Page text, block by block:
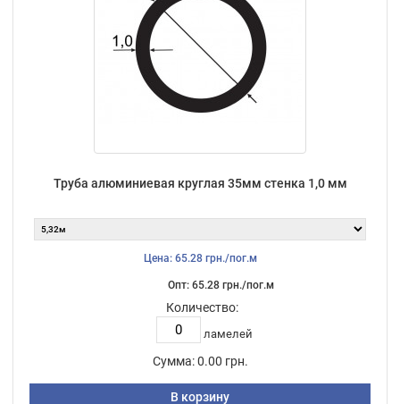
Труба алюминиевая круглая 35мм стенка 1,0 мм
Цена: 65.28 грн./пог.м
Опт: 65.28 грн./пог.м
Количество:
ламелей
Сумма: 0.00 грн.
В корзину